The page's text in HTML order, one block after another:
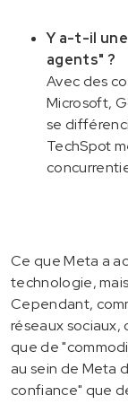
Y a-t-il
agents" ?
Avec des
Microsoft,
se
TechSpot
Ce que Meta a
technologie,
Cependant,
réseaux
que de
au sein de Meta
confiance" que